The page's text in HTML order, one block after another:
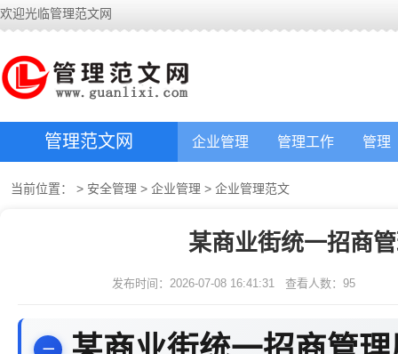
欢迎光临管理范文网
管理范文网 企业管理 管理工作 管理
当前位置： > 安全管理 > 企业管理 > 企业管理范文
某商业街统一招商
发布时间：2026-07-08 16:41:31 查看人数： 95